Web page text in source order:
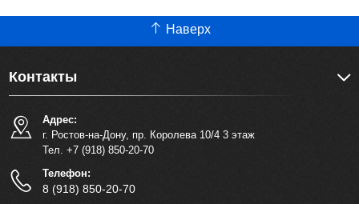
Наверх
Контакты
Адрес:
г. Ростов-на-Дону, пр. Королева 10/4 3 этаж
Тел. +7 (918) 850-20-70
Телефон:
8 (918) 850-20-70